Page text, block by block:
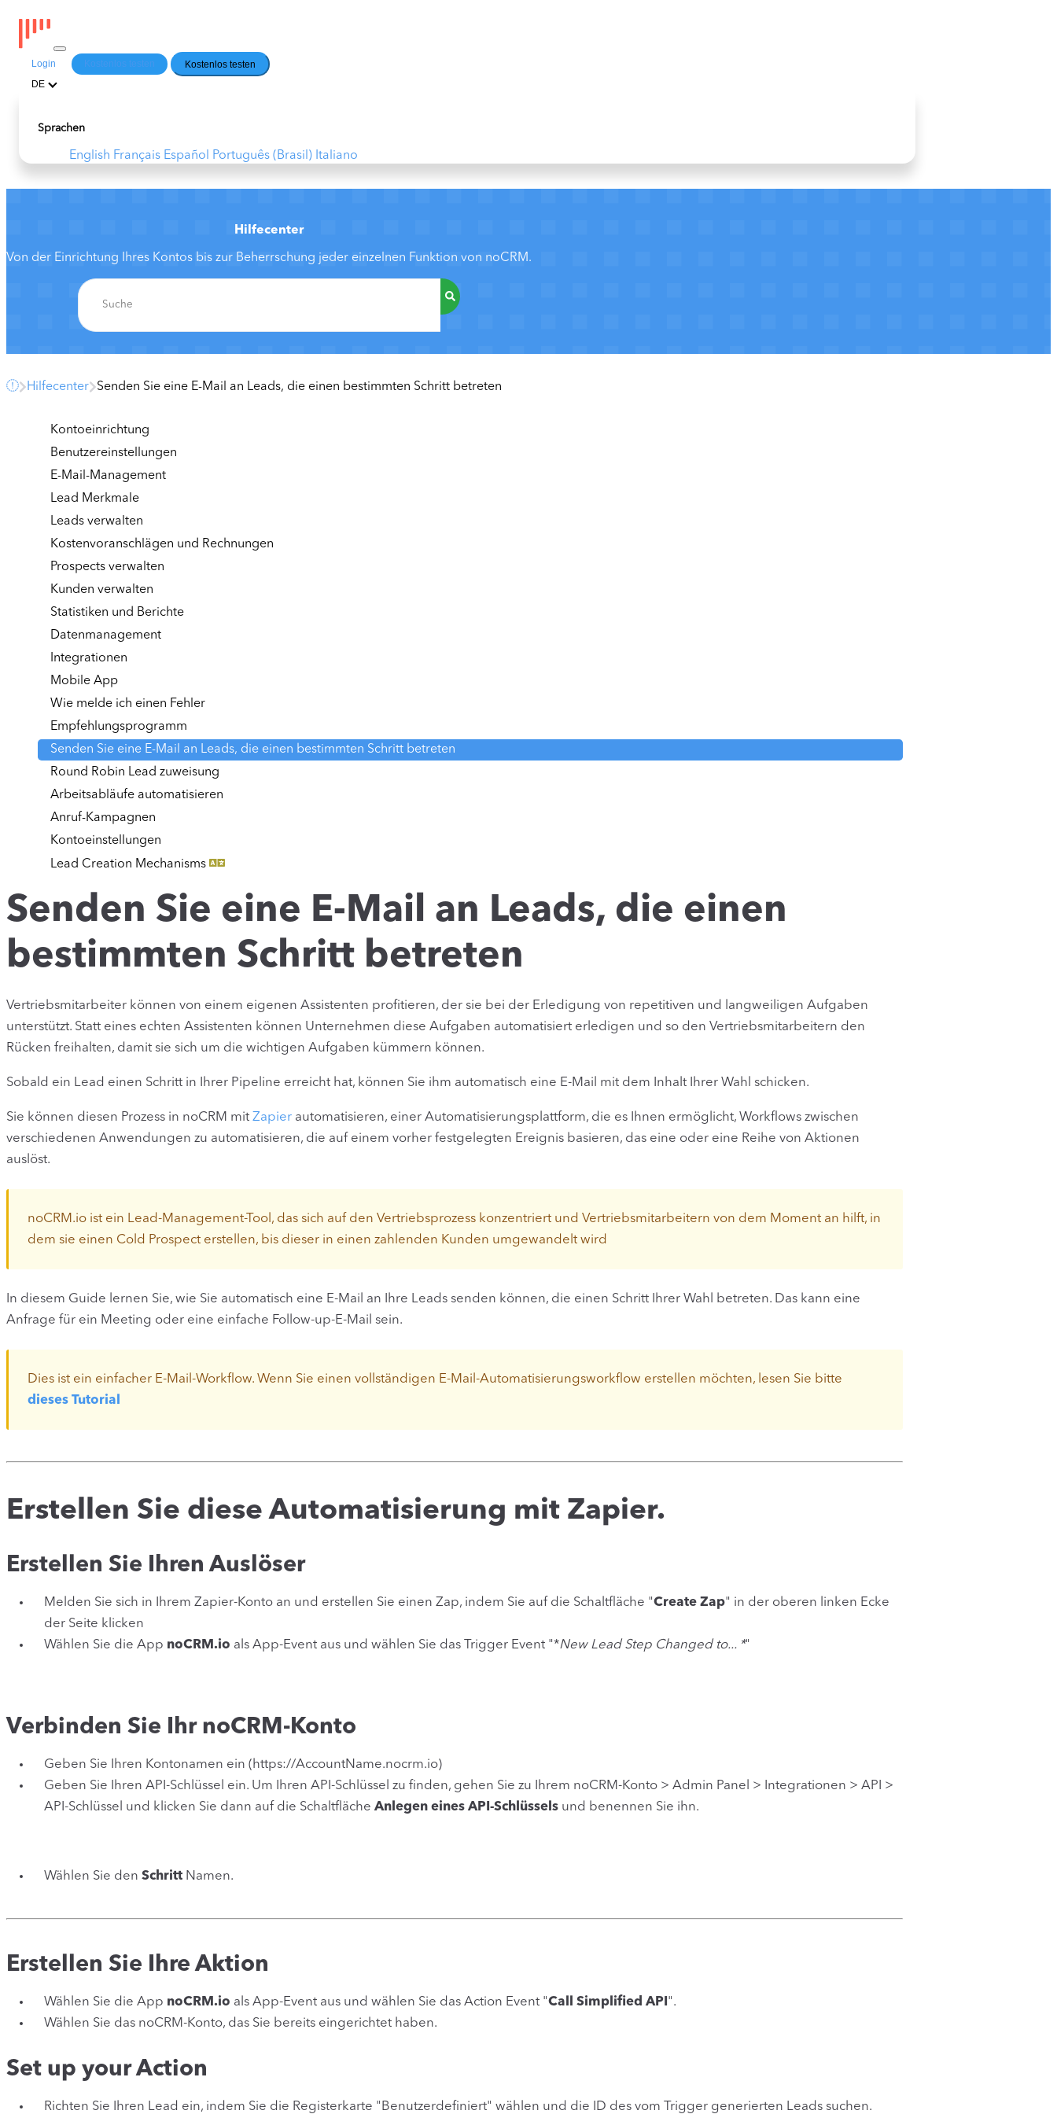
Login Kostenlos testen
Kostenlos testen
DE
Sprachen
English Français Español Português (Brasil) Italiano
Hilfecenter
Von der Einrichtung Ihres Kontos bis zur Beherrschung jeder einzelnen Funktion von noCRM.
Hilfecenter Senden Sie eine E-Mail an Leads, die einen bestimmten Schritt betreten
Kontoeinrichtung
Benutzereinstellungen
E-Mail-Management
Lead Merkmale
Leads verwalten
Kostenvoranschlägen und Rechnungen
Prospects verwalten
Kunden verwalten
Statistiken und Berichte
Datenmanagement
Integrationen
Mobile App
Wie melde ich einen Fehler
Empfehlungsprogramm
Senden Sie eine E-Mail an Leads, die einen bestimmten Schritt betreten
Round Robin Lead zuweisung
Arbeitsabläufe automatisieren
Anruf-Kampagnen
Kontoeinstellungen
Lead Creation Mechanisms
Senden Sie eine E-Mail an Leads, die einen
bestimmten Schritt betreten
Vertriebsmitarbeiter können von einem eigenen Assistenten profitieren, der sie bei der Erledigung von repetitiven und langweiligen Aufgaben
unterstützt. Statt eines echten Assistenten können Unternehmen diese Aufgaben automatisiert erledigen und so den Vertriebsmitarbeitern den
Rücken freihalten, damit sie sich um die wichtigen Aufgaben kümmern können.
Sobald ein Lead einen Schritt in Ihrer Pipeline erreicht hat, können Sie ihm automatisch eine E-Mail mit dem Inhalt Ihrer Wahl schicken.
Sie können diesen Prozess in noCRM mit Zapier automatisieren, einer Automatisierungsplattform, die es Ihnen ermöglicht, Workflows zwischen
verschiedenen Anwendungen zu automatisieren, die auf einem vorher festgelegten Ereignis basieren, das eine oder eine Reihe von Aktionen
auslöst.
noCRM.io ist ein Lead-Management-Tool, das sich auf den Vertriebsprozess konzentriert und Vertriebsmitarbeitern von dem Moment an hilft, in
dem sie einen Cold Prospect erstellen, bis dieser in einen zahlenden Kunden umgewandelt wird
In diesem Guide lernen Sie, wie Sie automatisch eine E-Mail an Ihre Leads senden können, die einen Schritt Ihrer Wahl betreten. Das kann eine
Anfrage für ein Meeting oder eine einfache Follow-up-E-Mail sein.
Dies ist ein einfacher E-Mail-Workflow. Wenn Sie einen vollständigen E-Mail-Automatisierungsworkflow erstellen möchten, lesen Sie bitte
dieses Tutorial
Erstellen Sie diese Automatisierung mit Zapier.
Erstellen Sie Ihren Auslöser
Melden Sie sich in Ihrem Zapier-Konto an und erstellen Sie einen Zap, indem Sie auf die Schaltfläche "Create Zap" in der oberen linken Ecke
der Seite klicken
Wählen Sie die App noCRM.io als App-Event aus und wählen Sie das Trigger Event "*New Lead Step Changed to... *"
Verbinden Sie Ihr noCRM-Konto
Geben Sie Ihren Kontonamen ein (https://AccountName.nocrm.io)
Geben Sie Ihren API-Schlüssel ein. Um Ihren API-Schlüssel zu finden, gehen Sie zu Ihrem noCRM-Konto > Admin Panel > Integrationen > API >
API-Schlüssel und klicken Sie dann auf die Schaltfläche Anlegen eines API-Schlüssels und benennen Sie ihn.
Wählen Sie den Schritt Namen.
Erstellen Sie Ihre Aktion
Wählen Sie die App noCRM.io als App-Event aus und wählen Sie das Action Event "Call Simplified API ".
Wählen Sie das noCRM-Konto, das Sie bereits eingerichtet haben.
Set up your Action
Richten Sie Ihren Lead ein, indem Sie die Registerkarte "Benutzerdefiniert" wählen und die ID des vom Trigger generierten Leads suchen.